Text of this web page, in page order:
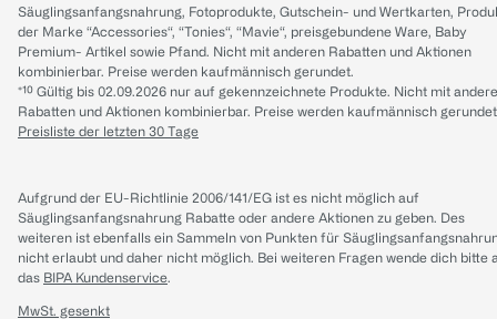
Säuglingsanfangsnahrung, Fotoprodukte, Gutschein- und Wertkarten,
der Marke “Accessories“, “Tonies“, “Mavie“, preisgebundene Ware, Baby
Premium- Artikel sowie Pfand. Nicht mit anderen Rabatten und Aktionen
kombinierbar. Preise werden kaufmännisch gerundet.
*¹⁰ Gültig bis 02.09.2026 nur auf gekennzeichnete Produkte. Nicht mit
Rabatten und Aktionen kombinierbar. Preise werden kaufmännisch
Preisliste der letzten 30 Tage
Aufgrund der EU-Richtlinie 2006/141/EG ist es nicht möglich auf
Säuglingsanfangsnahrung Rabatte oder andere Aktionen zu geben. Des
weiteren ist ebenfalls ein Sammeln von Punkten für
nicht erlaubt und daher nicht möglich. Bei weiteren Fragen wende dich bitte
das BIPA Kundenservice.
MwSt. gesenkt